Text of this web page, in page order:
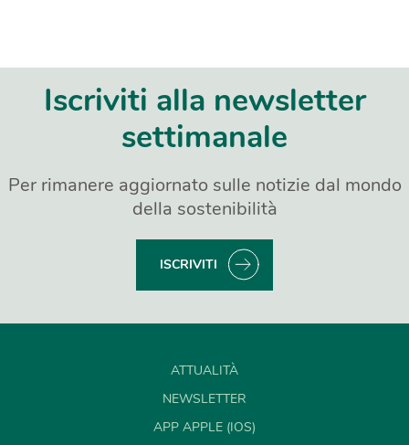
Iscriviti alla newsletter
settimanale
Per rimanere aggiornato sulle notizie dal mondo
della sostenibilità
ISCRIVITI
ATTUALITÀ
NEWSLETTER
APP APPLE (IOS)